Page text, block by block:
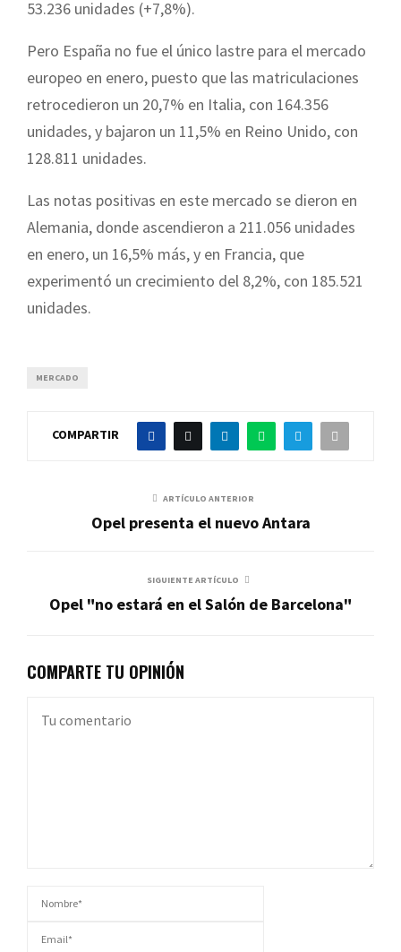
53.236 unidades (+7,8%).
Pero España no fue el único lastre para el mercado
europeo en enero, puesto que las matriculaciones
retrocedieron un 20,7% en Italia, con 164.356
unidades, y bajaron un 11,5% en Reino Unido, con
128.811 unidades.
Las notas positivas en este mercado se dieron en
Alemania, donde ascendieron a 211.056 unidades
en enero, un 16,5% más, y en Francia, que
experimentó un crecimiento del 8,2%, con 185.521
unidades.
MERCADO
COMPARTIR
ARTÍCULO ANTERIOR
Opel presenta el nuevo Antara
SIGUIENTE ARTÍCULO
Opel "no estará en el Salón de Barcelona"
COMPARTE TU OPINIÓN